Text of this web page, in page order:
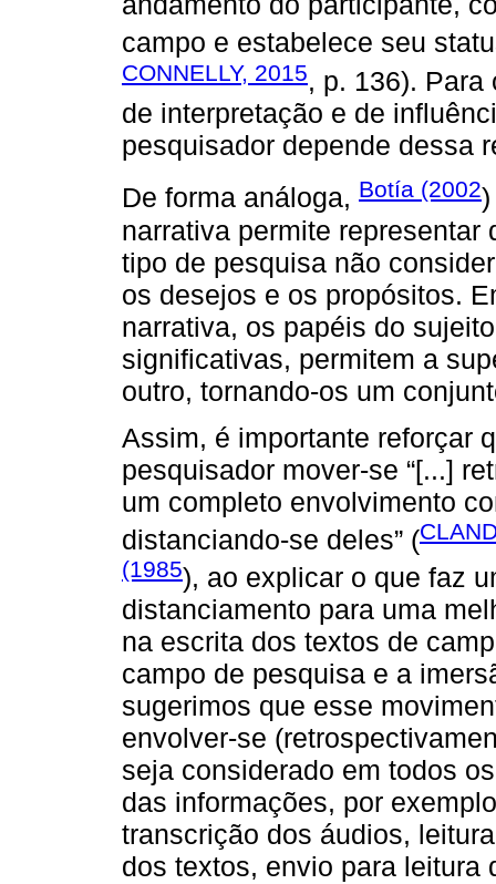
campo e estabelece seu
CONNELLY, 2015, p. 136).
de interpretação e de
pesquisador depende dessa
De forma análoga, Botía (2002
narrativa permite
tipo de pesquisa não
os desejos e os propósitos.
narrativa, os papéis do
significativas, permitem a
outro, tornando-os um
Assim, é importante reforçar
pesquisador mover-se “[...]
um completo envolvimento
distanciando-se deles” (
(1985), ao explicar o que faz
distanciamento para uma
na escrita dos textos de
campo de pesquisa e a
sugerimos que esse
envolver-se
seja considerado em todos
das informações, por
transcrição dos áudios,
dos textos, envio para leitura